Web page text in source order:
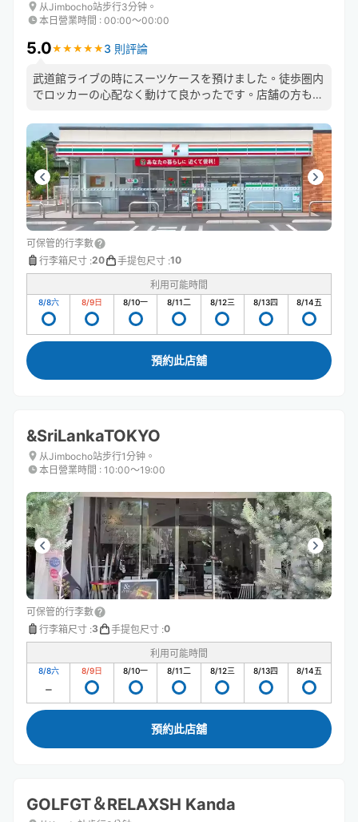
从Jimbocho站步行3分钟。
本日營業時間 : 00:00〜00:00
5.0★ ★ ★ ★ ★
★ ★ ★ ★ ★ 3 則評論
武道館ライブの時にスーツケースを預けました。徒歩圏内
でロッカーの心配なく動けて良かったです。店舗の方も丁
間が前後する可能性があることを伝えた時も快く問題ない
と答えてくださり安心できました。
可保管的行李數
行李箱尺寸 :20 手提包尺寸 :10
利用可能時間
8/8六 8/9日 8/10一 8/11二 8/12三 8/13四 8/14五
預約此店舖
&SriLankaTOKYO
从Jimbocho站步行1分钟。
本日營業時間 : 10:00〜19:00
可保管的行李數
行李箱尺寸 :3 手提包尺寸 :0
利用可能時間
8/8六 8/9日 8/10一 8/11二 8/12三 8/13四 8/14五
預約此店舖
GOLFGT＆RELAXSH Kanda